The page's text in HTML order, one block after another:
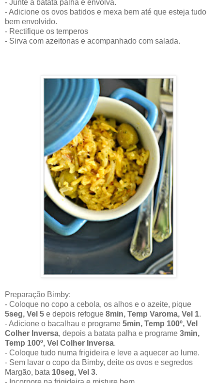
- Junte a batata palha e envolva.
- Adicione os ovos batidos e mexa bem até que esteja tudo
bem envolvido.
- Rectifique os temperos
- Sirva com azeitonas e acompanhado com salada.
Preparação Bimby:
- Coloque no copo a cebola, os alhos e o azeite, pique
5seg, Vel 5 e depois refogue 8min, Temp Varoma, Vel 1.
- Adicione o bacalhau e programe 5min, Temp 100º, Vel
Colher Inversa, depois a batata palha e programe 3min,
Temp 100º, Vel Colher Inversa.
- Coloque tudo numa frigideira e leve a aquecer ao lume.
- Sem lavar o copo da Bimby, deite os ovos e segredos
Margão, bata 10seg, Vel 3.